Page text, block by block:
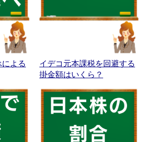
よる
イデコ元本課税を回避する
掛金額はいくら？